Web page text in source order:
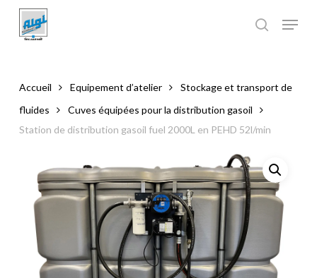
main
Accueil Equipement d’atelier
Stockage et transport de
fluides
Cuves équipées pour la distribution gasoil
Station de distribution gasoil fuel 2000L en PEHD 52l/min